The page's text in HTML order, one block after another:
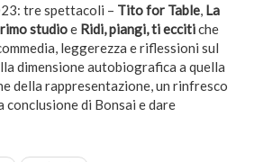
tre spettacoli – Tito for Table, La
studioe Ridi, piangi, ti eccitiche
leggerezza e riflessioni sul
dimensione autobiografica a quella
della rappresentazione, un rinfresco
conclusione di Bonsai e dare